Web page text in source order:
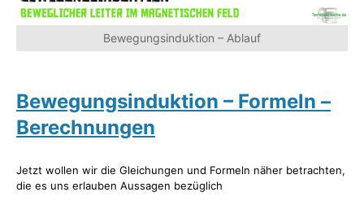
Bewegungsinduktion – Ablauf
Bewegungsinduktion – Formeln –
Berechnungen
Jetzt wollen wir die Gleichungen und Formeln näher betrachten,
die es uns erlauben Aussagen bezüglich